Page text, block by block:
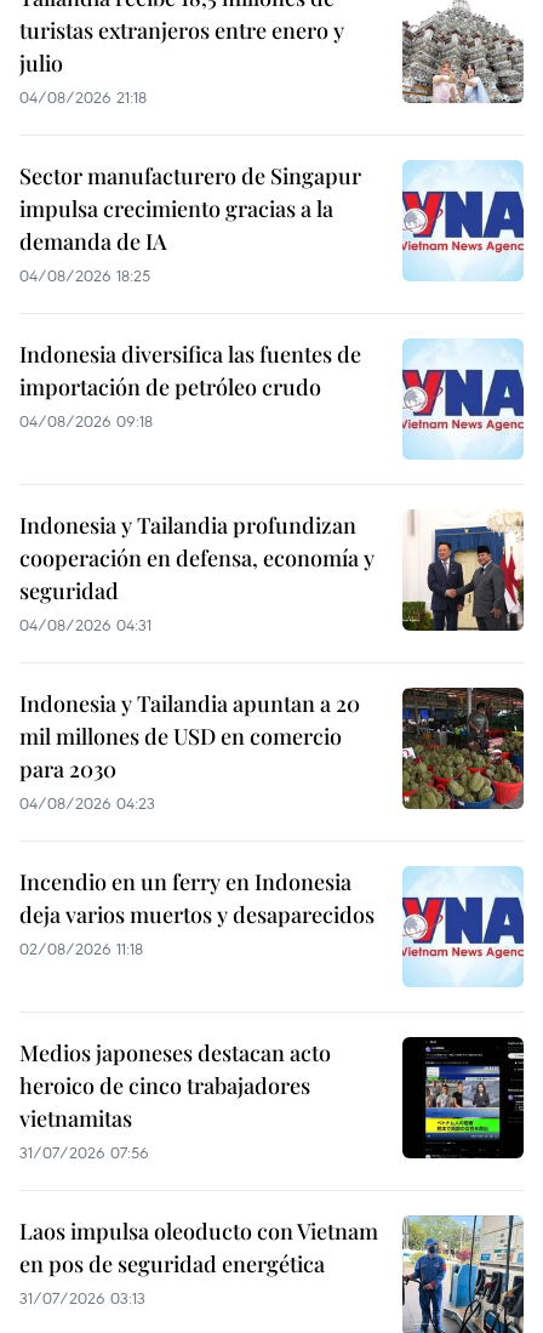
turistas extranjeros entre enero y
julio
04/08/2026 21:18
Sector manufacturero de Singapur
impulsa crecimiento gracias a la
demanda de IA
04/08/2026 18:25
Indonesia diversifica las fuentes de
importación de petróleo crudo
04/08/2026 09:18
Indonesia y Tailandia profundizan
cooperación en defensa, economía y
seguridad
04/08/2026 04:31
Indonesia y Tailandia apuntan a 20
mil millones de USD en comercio
para 2030
04/08/2026 04:23
Incendio en un ferry en Indonesia
deja varios muertos y desaparecidos
02/08/2026 11:18
Medios japoneses destacan acto
heroico de cinco trabajadores
vietnamitas
31/07/2026 07:56
Laos impulsa oleoducto con Vietnam
en pos de seguridad energética
31/07/2026 03:13